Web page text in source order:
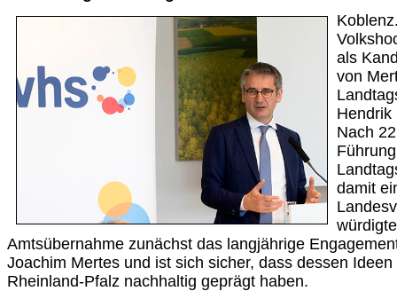
als
von
Hendrik
Nach
damit
Amtsübernahme zunächst das langjährige
Joachim Mertes und ist sich sicher, dass dessen
Rheinland-Pfalz nachhaltig geprägt haben.